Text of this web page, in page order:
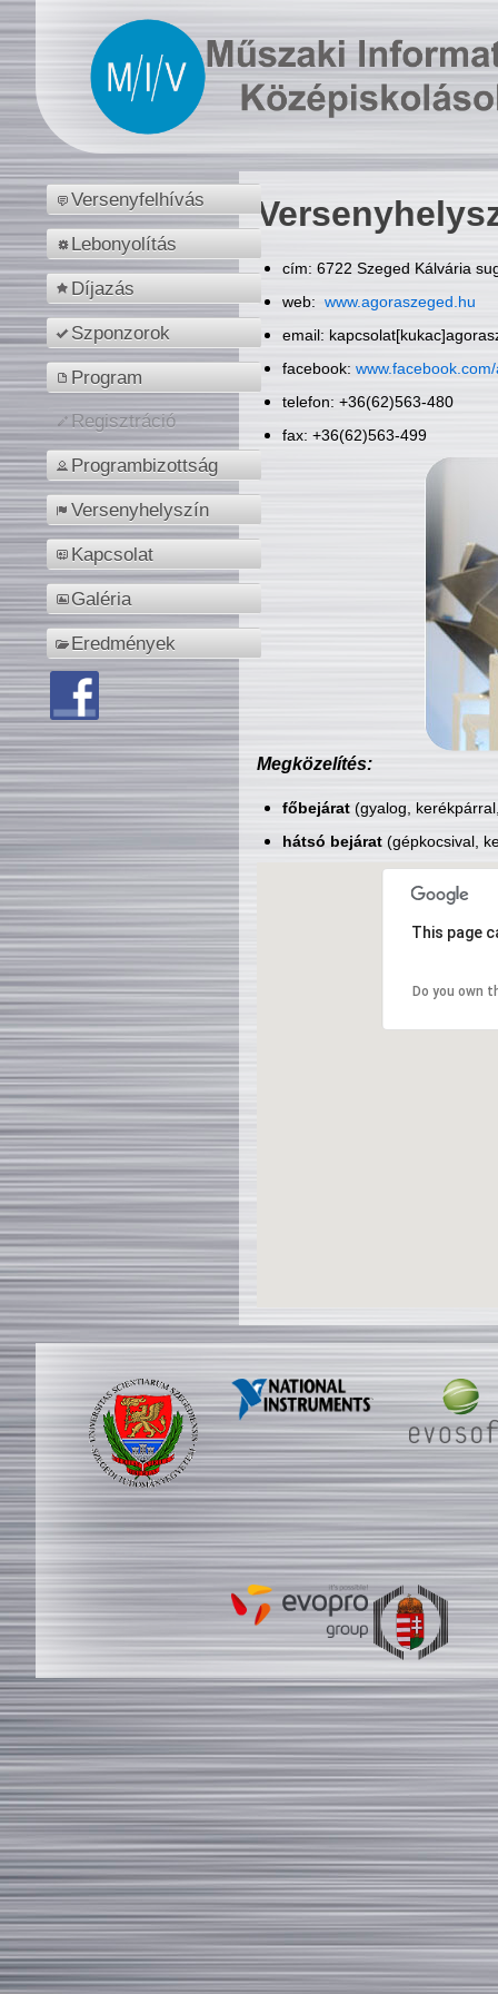
Versenyfelhívás
Lebonyolítás
Díjazás
Szponzorok
Program
Regisztráció
Programbizottság
Versenyhelyszín
Kapcsolat
Galéria
Eredmények
cím: 6722 Szeged Kálvária
web: www.agoraszeged.hu
email:
facebook:
telefon: +36(62)563-480
fax: +36(62)563-499
Megközelítés:
főbejárat(gyalog,
hátsó bejárat(gépkocsival,
This page
Do you own